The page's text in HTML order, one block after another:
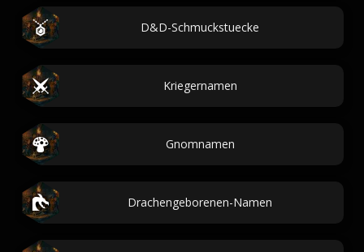
D&D-Schmuckstuecke
Kriegernamen
Gnomnamen
Drachengeborenen-Namen